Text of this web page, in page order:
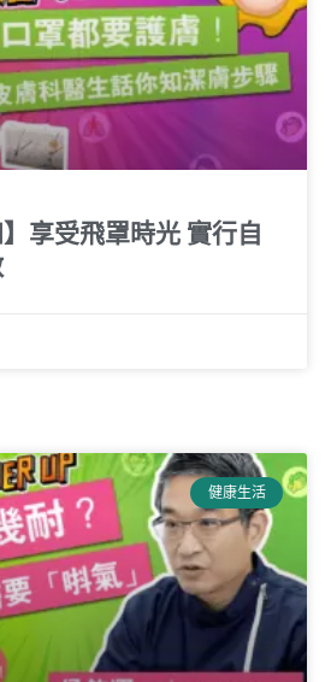
】享受飛罩時光 實行自
健康生活